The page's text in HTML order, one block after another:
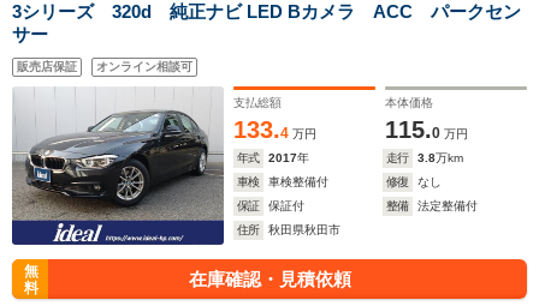
3シリーズ 320d 純正ナビ LED Bカメラ ACC パークセン
サー
販売店保証 オンライン相談可
支払総額
133.4 万円
本体価格
115.0 万円
年式
2017年 走行 3.8万km
車検
車検整備付 修復
なし
保証
保証付 整備
法定整備付
住所
秋田県秋田市
無
料
在庫確認・見積依頼